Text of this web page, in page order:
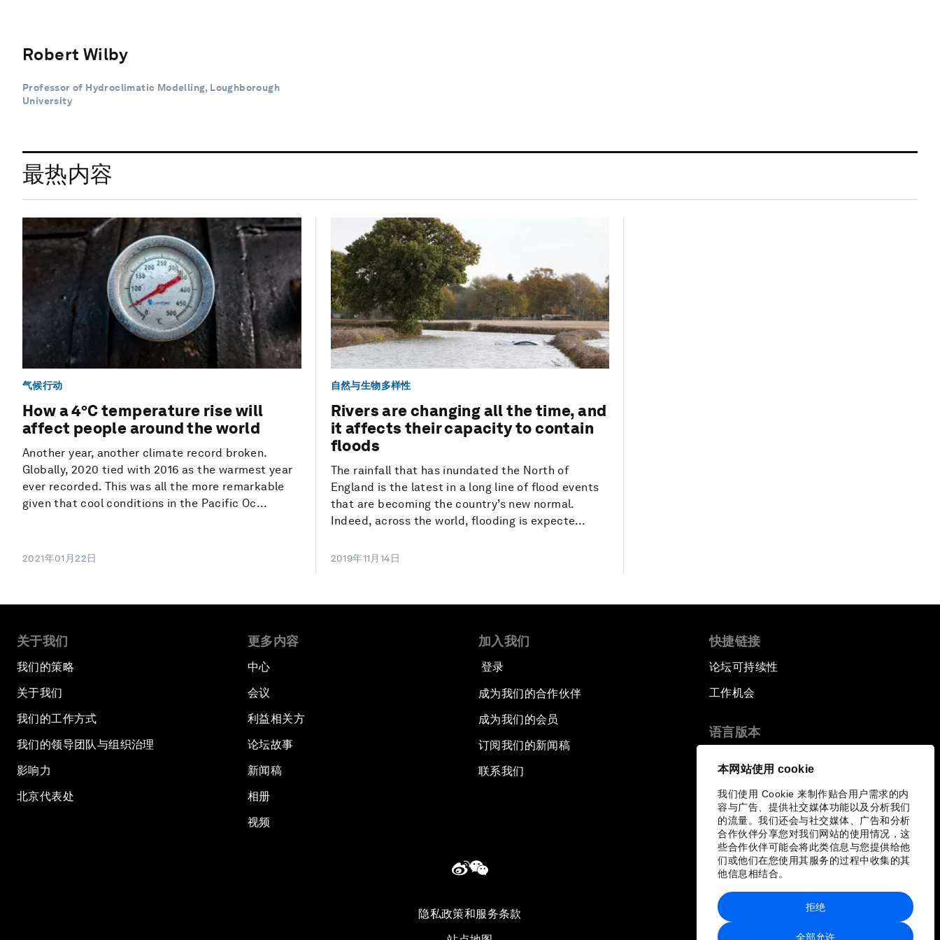
本网站使用 cookie
我们使用 Cookie 来制作贴合用户需求的内
容与广告、提供社交媒体功能以及分析我们
的流量。我们还会与社交媒体、广告和分析
合作伙伴分享您对我们网站的使用情况，这
些合作伙伴可能会将此类信息与您提供给他
们或他们在您使用其服务的过程中收集的其
他信息相结合。
全部允许
拒绝
Robert Wilby
Professor of Hydroclimatic Modelling, Loughborough
University
最热内容
气候行动
How a 4°C temperature rise will
affect people around the world
Another year, another climate record broken.
Globally, 2020 tied with 2016 as the warmest year
ever recorded. This was all the more remarkable
given that cool conditions in the Pacific Oc...
2021年01月22日
自然与生物多样性
Rivers are changing all the time, and
it affects their capacity to contain
floods
The rainfall that has inundated the North of
England is the latest in a long line of flood events
that are becoming the country’s new normal.
Indeed, across the world, flooding is expecte...
2019年11月14日
关于我们
我们的策略
关于我们
我们的工作方式
我们的领导团队与组织治理
影响力
北京代表处
更多内容
中心
会议
利益相关方
论坛故事
新闻稿
相册
视频
加入我们
登录
成为我们的合作伙伴
成为我们的会员
订阅我们的新闻稿
联系我们
快捷链接
论坛可持续性
工作机会
语言版本
隐私政策和服务条款